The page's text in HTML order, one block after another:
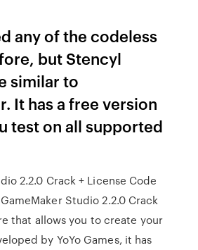
any of the codeless
but Stencyl
similar to
It has a free version
test on all supported
2.2.0 Crack + License Code
Studio 2.2.0 Crack
that allows you to create your
by YoYo Games, it has